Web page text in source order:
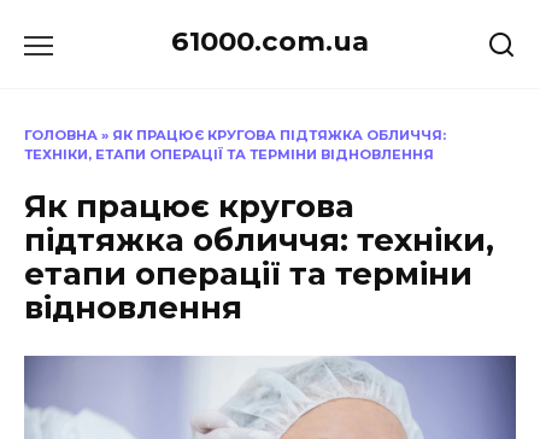
до
61000.com.ua
ГОЛОВНА » ЯК ПРАЦЮЄ КРУГОВА ПІДТЯЖКА ОБЛИЧЧЯ:
ТЕХНІКИ, ЕТАПИ ОПЕРАЦІЇ ТА ТЕРМІНИ ВІДНОВЛЕННЯ
Як працює кругова
підтяжка обличчя: техніки,
етапи операції та терміни
відновлення